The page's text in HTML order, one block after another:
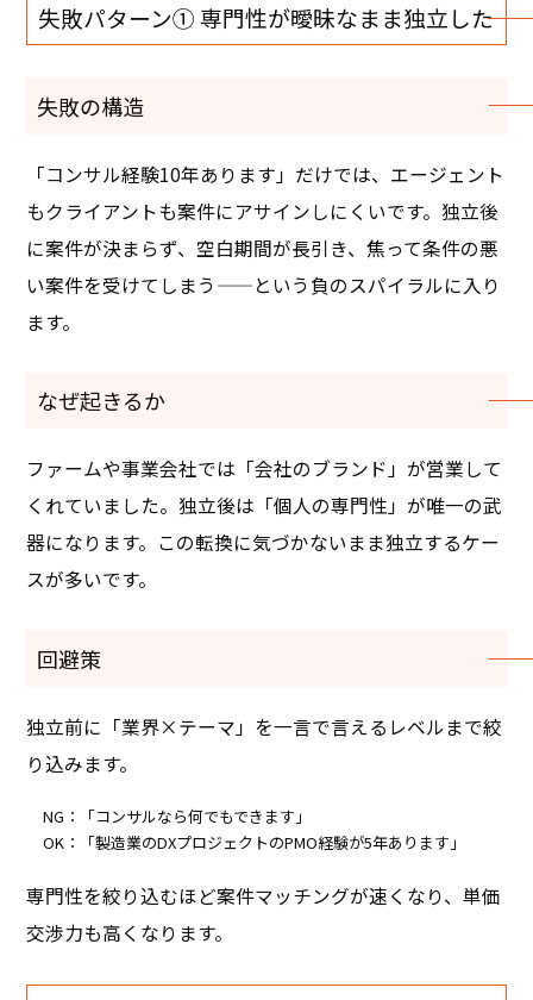
失敗パターン① 専門性が曖昧なまま独立した
失敗の構造
「コンサル経験10年あります」だけでは、エージェント
もクライアントも案件にアサインしにくいです。独立後
に案件が決まらず、空白期間が長引き、焦って条件の悪
い案件を受けてしまう——という負のスパイラルに入り
ます。
なぜ起きるか
ファームや事業会社では「会社のブランド」が営業して
くれていました。独立後は「個人の専門性」が唯一の武
器になります。この転換に気づかないまま独立するケー
スが多いです。
回避策
独立前に「業界×テーマ」を一言で言えるレベルまで絞
り込みます。
NG：「コンサルなら何でもできます」
OK：「製造業のDXプロジェクトのPMO経験が5年あります」
専門性を絞り込むほど案件マッチングが速くなり、単価
交渉力も高くなります。